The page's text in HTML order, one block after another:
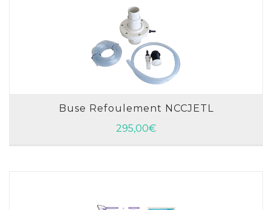
Buse Refoulement NCCJETL
295,00€
AJOUTER AU PANIER